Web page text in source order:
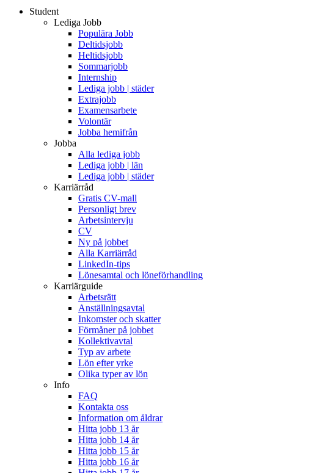
Student
Lediga Jobb
Populära Jobb
Deltidsjobb
Heltidsjobb
Sommarjobb
Internship
Lediga jobb | städer
Extrajobb
Examensarbete
Volontär
Jobba hemifrån
Jobba
Alla lediga jobb
Lediga jobb | län
Lediga jobb | städer
Karriärråd
Gratis CV-mall
Personligt brev
Arbetsintervju
CV
Ny på jobbet
Alla Karriärråd
LinkedIn-tips
Lönesamtal och löneförhandling
Karriärguide
Arbetsrätt
Anställningsavtal
Inkomster och skatter
Förmåner på jobbet
Kollektivavtal
Typ av arbete
Lön efter yrke
Olika typer av lön
Info
FAQ
Kontakta oss
Information om åldrar
Hitta jobb 13 år
Hitta jobb 14 år
Hitta jobb 15 år
Hitta jobb 16 år